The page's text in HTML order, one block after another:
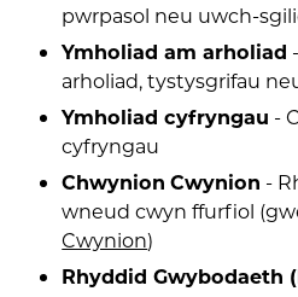
pwrpasol neu uwch-
Ymholiad am arholiad
arholiad, tystysgrifau
Ymholiad cyfryngau -
cyfryngau
Chwynion Cwynion -
wneud cwyn ffurfiol
Cwynion)
Rhyddid Gwybodaeth